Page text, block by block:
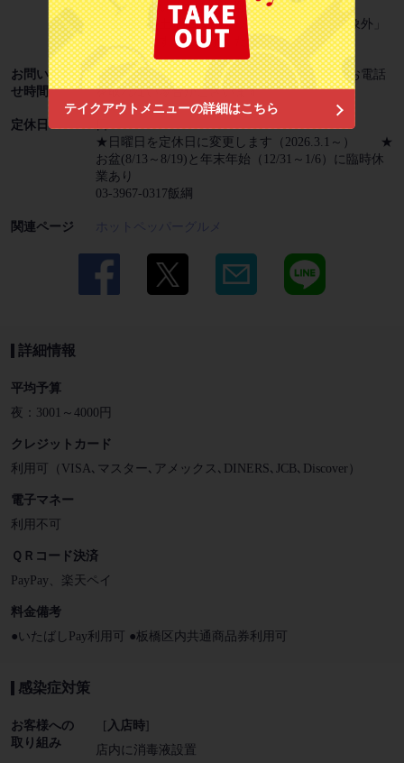
テイクアウトメニューの詳細はこちら
確認くださいますようお願い致します。
☆金曜日と土曜日は、ネット予約受付日「対象外」
としています。ご了承ください。
お問い合わ
せ時間
１４時から可。＊17時～20時の繁忙時間帯はお電話
を取れない場合がございます。
定休日
★日曜日を定休日に変更します（2026.3.1～） ★
お盆(8/13～8/19)と年末年始（12/31～1/6）に臨時休
業あり
03-3967-0317飯綱
関連ページ ホットペッパーグルメ
詳細情報
平均予算
夜：3001～4000円
クレジットカード
利用可（VISA､マスター､アメックス､DINERS､JCB､Discover）
電子マネー
利用不可
ＱＲコード決済
PayPay、楽天ペイ
料金備考
●いたばしPay利用可 ●板橋区内共通商品券利用可
感染症対策
お客様への
取り組み
[ 入店時]
店内に消毒液設置
閉じる